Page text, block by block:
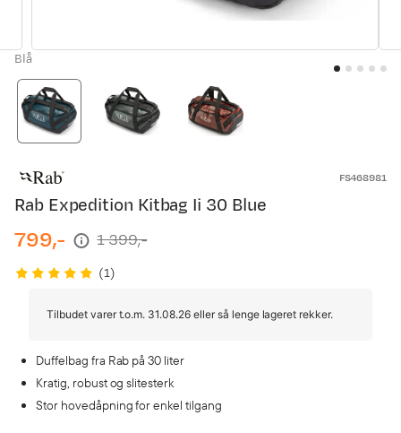
Blå
FS468981
Rab Expedition Kitbag Ii 30 Blue
discounted
price
799,-
original
price
1 399,-
(1)
Tilbudet varer t.o.m. 31.08.26 eller så lenge lageret rekker.
Duffelbag fra Rab på 30 liter
Kratig, robust og slitesterk
Stor hovedåpning for enkel tilgang